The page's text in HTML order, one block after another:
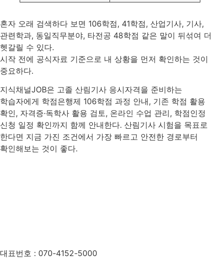
혼자 오래 검색하다 보면 106학점, 41학점, 산업기사, 기사,
관련학과, 동일직무분야, 타전공 48학점 같은 말이 뒤섞여 더
헷갈릴 수 있다.
시작 전에 공식자료 기준으로 내 상황을 먼저 확인하는 것이
중요하다.
지식채널JOB은 고졸 산림기사 응시자격을 준비하는
학습자에게 학점은행제 106학점 과정 안내, 기존 학점 활용
확인, 자격증·독학사 활용 검토, 온라인 수업 관리, 학점인정
신청 일정 확인까지 함께 안내한다. 산림기사 시험을 목표로
한다면 지금 가진 조건에서 가장 빠르고 안전한 경로부터
확인해보는 것이 좋다.
대표번호 : 070-4152-5000